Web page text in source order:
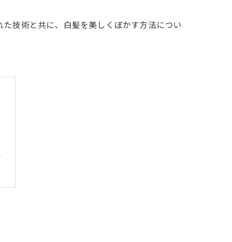
技術と共に、白髪を美しくぼかす方法につい